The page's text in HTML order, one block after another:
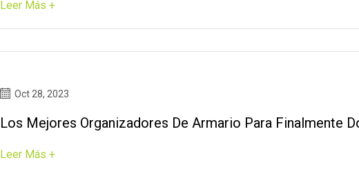
Leer Más +
Oct 28, 2023
Los Mejores Organizadores De Armario Para Finalmente
Leer Más +